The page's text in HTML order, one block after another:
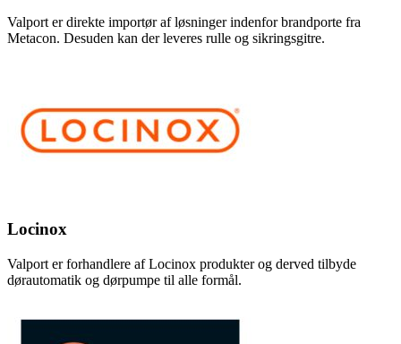
Valport er direkte importør af løsninger indenfor brandporte fra
Metacon. Desuden kan der leveres rulle og sikringsgitre.
Locinox
Valport er forhandlere af Locinox produkter og derved tilbyde
dørautomatik og dørpumpe til alle formål.